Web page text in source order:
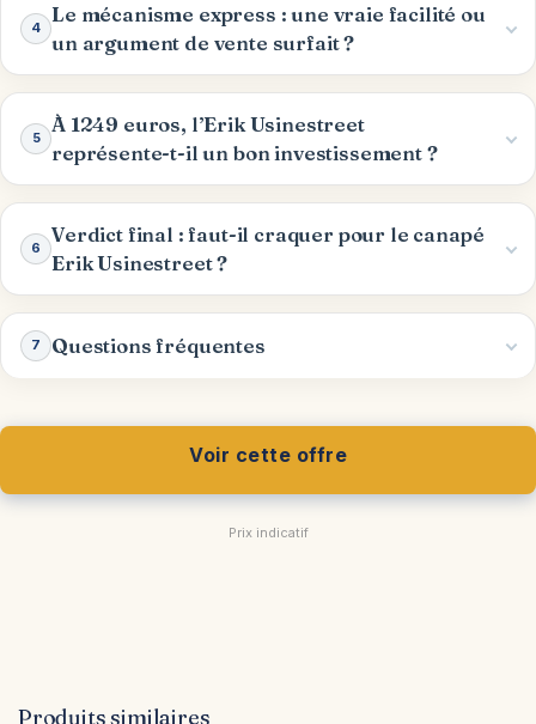
4
Le mécanisme express : une vraie facilité ou
un argument de vente surfait ?
5
À 1249 euros, l’Erik Usinestreet
représente-t-il un bon investissement ?
6
Verdict final : faut-il craquer pour le canapé
Erik Usinestreet ?
7 Questions fréquentes
Voir cette offre
Prix indicatif
Produits similaires